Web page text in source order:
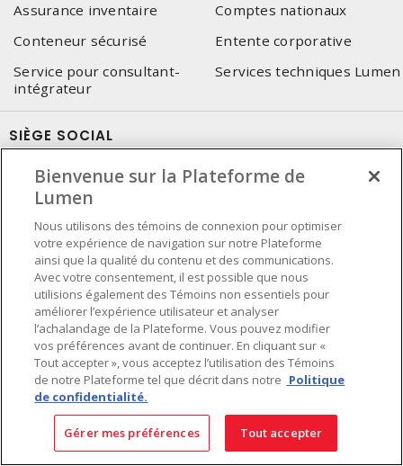
Assurance inventaire
Comptes nationaux
Conteneur sécurisé
Entente corporative
Service pour consultant-
intégrateur
Services techniques Lumen
SIÈGE SOCIAL
4655, Autoroute 440 Ouest
Laval, QC, H7P 5P9
:
450 688-9249
Sans frais:1 800 599-9249
Téléc.: 450 686-1444
Service d'urgence:1 800 363-0303 (Après les heures de
bureau - 17h00 et 7h00, Frais applicables)
Fait au Canada avec des composants canadiens et importés
INSCRIVEZ-VOUS À L'INFOLETTRE
Obtenez des informations à jour sur les offres de Lumen
Bienvenue sur la Plateforme de
Lumen
Nous utilisons des témoins de connexion pour optimiser
votre expérience de navigation sur notre Plateforme
ainsi que la qualité du contenu et des communications.
Avec votre consentement, il est possible que nous
utilisions également des Témoins non essentiels pour
améliorer l’expérience utilisateur et analyser
l’achalandage de la Plateforme. Vous pouvez modifier
vos préférences avant de continuer. En cliquant sur «
Tout accepter », vous acceptez l’utilisation des Témoins
de notre Plateforme tel que décrit dans notre Politique
de confidentialité.
Gérer mes préférences Tout accepter